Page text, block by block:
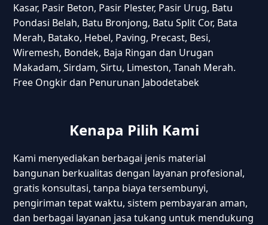
Kasar, Pasir Beton, Pasir Plester, Pasir Urug, Batu
Pondasi Belah, Batu Bronjong, Batu Split Cor, Bata
Merah, Batako, Hebel, Paving, Precast, Besi,
Wiremesh, Bondek, Baja Ringan dan Urugan
Makadam, Sirdam, Sirtu, Limeston, Tanah Merah.
Free Ongkir dan Penurunan Jabodetabek
Kenapa Pilih Kami
Kami menyediakan berbagai jenis material
bangunan berkualitas dengan layanan profesional,
gratis konsultasi, tanpa biaya tersembunyi,
pengiriman tepat waktu, sistem pembayaran aman,
dan berbagai layanan jasa tukang untuk mendukung